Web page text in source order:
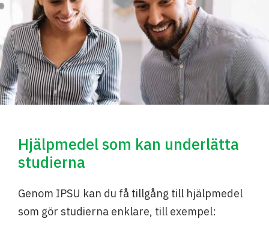
Hjälpmedel som kan underlätta
studierna
Genom IPSU kan du få tillgång till hjälpmedel
som gör studierna enklare, till exempel: